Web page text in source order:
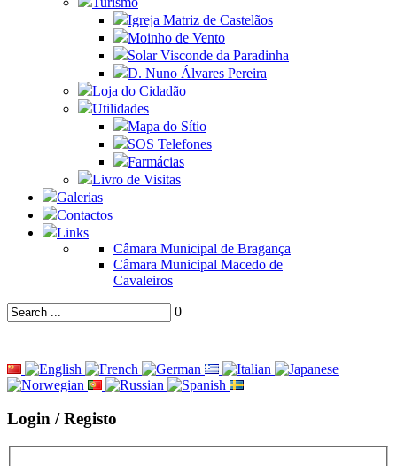
Igreja Matriz de Castelãos
Moinho de Vento
Solar Visconde da Paradinha
D. Nuno Álvares Pereira
Loja do Cidadão
Utilidades
Mapa do Sítio
SOS Telefones
Farmácias
Livro de Visitas
Galerias
Contactos
Links
Câmara Municipal de Bragança
Câmara Municipal Macedo de
Cavaleiros
0
Login / Registo